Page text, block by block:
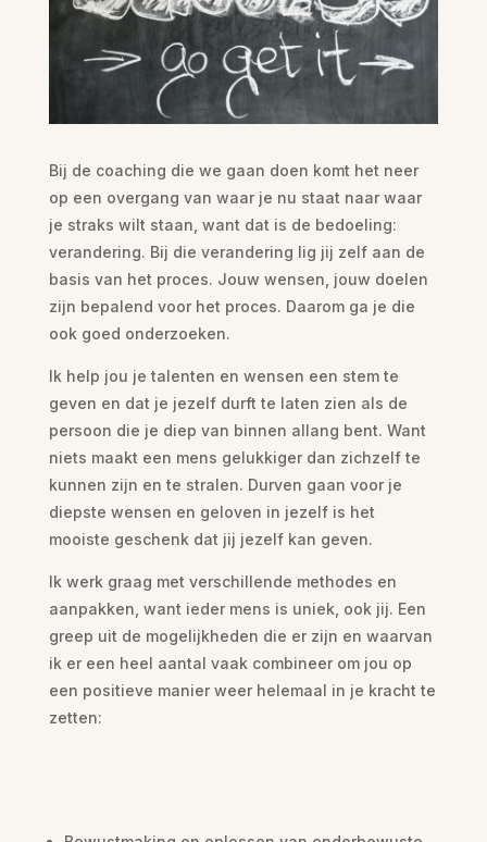
Bij de coaching die we gaan doen komt het neer
op een overgang van waar je nu staat naar waar
je straks wilt staan, want dat is de bedoeling:
verandering. Bij die verandering lig jij zelf aan de
basis van het proces. Jouw wensen, jouw doelen
zijn bepalend voor het proces. Daarom ga je die
ook goed onderzoeken.
Ik help jou je talenten en wensen een stem te
geven en dat je jezelf durft te laten zien als de
persoon die je diep van binnen allang bent. Want
niets maakt een mens gelukkiger dan zichzelf te
kunnen zijn en te stralen. Durven gaan voor je
diepste wensen en geloven in jezelf is het
mooiste geschenk dat jij jezelf kan geven.
Ik werk graag met verschillende methodes en
aanpakken, want ieder mens is uniek, ook jij. Een
greep uit de mogelijkheden die er zijn en waarvan
ik er een heel aantal vaak combineer om jou op
een positieve manier weer helemaal in je kracht te
zetten: